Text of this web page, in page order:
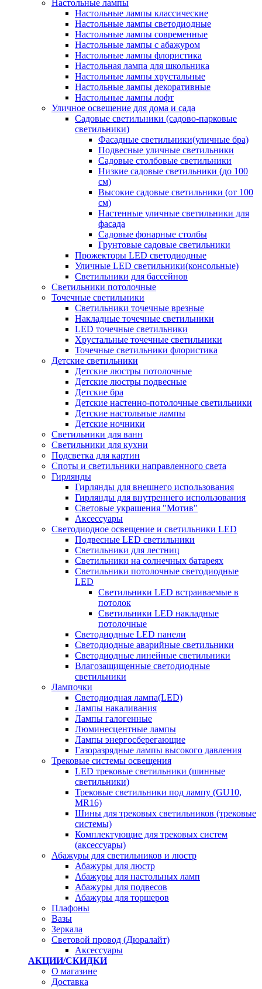
Настольные лампы
Настольные лампы классические
Настольные лампы светодиодные
Настольные лампы современные
Настольные лампы с абажуром
Настольные лампы флористика
Настольная лампа для школьника
Настольные лампы хрустальные
Настольные лампы декоративные
Настольные лампы лофт
Уличное освещение для дома и сада
Садовые светильники (садово-парковые
светильники)
Фасадные светильники(уличные бра)
Подвесные уличные светильники
Садовые столбовые светильники
Низкие садовые светильники (до 100
см)
Высокие садовые светильники (от 100
см)
Настенные уличные светильники для
фасада
Садовые фонарные столбы
Грунтовые садовые светильники
Прожекторы LED светодиодные
Уличные LED светильники(консольные)
Светильники для бассейнов
Светильники потолочные
Точечные светильники
Светильники точечные врезные
Накладные точечные светильники
LED точечные светильники
Хрустальные точечные светильники
Точечные светильники флористика
Детские светильники
Детские люстры потолочные
Детские люстры подвесные
Детские бра
Детские настенно-потолочные светильники
Детские настольные лампы
Детские ночники
Светильники для ванн
Светильники для кухни
Подсветка для картин
Споты и светильники направленного света
Гирлянды
Гирлянды для внешнего использования
Гирлянды для внутреннего использования
Световые украшения "Мотив"
Аксессуары
Светодиодное освещение и светильники LED
Подвесные LED светильники
Светильники для лестниц
Светильники на солнечных батареях
Светильники потолочные светодиодные
LED
Cветильники LED встраиваемые в
потолок
Светильники LED накладные
потолочные
Светодиодные LED панели
Светодиодные аварийные светильники
Светодиодные линейные светильники
Влагозащищенные светодиодные
светильники
Лампочки
Светодиодная лампа(LED)
Лампы накаливания
Лампы галогенные
Люминесцентные лампы
Лампы энергосберегающие
Газоразрядные лампы высокого давления
Трековые системы освещения
LED трековые светильники (шинные
светильники)
Трековые светильники под лампу (GU10,
MR16)
Шины для трековых светильников (трековые
системы)
Комплектующие для трековых систем
(аксессуары)
Абажуры для светильников и люстр
Абажуры для люстр
Абажуры для настольных ламп
Абажуры для подвесов
Абажуры для торшеров
Плафоны
Вазы
Зеркала
Световой провод (Дюралайт)
Аксессуары
АКЦИИ/СКИДКИ
О магазине
Доставка